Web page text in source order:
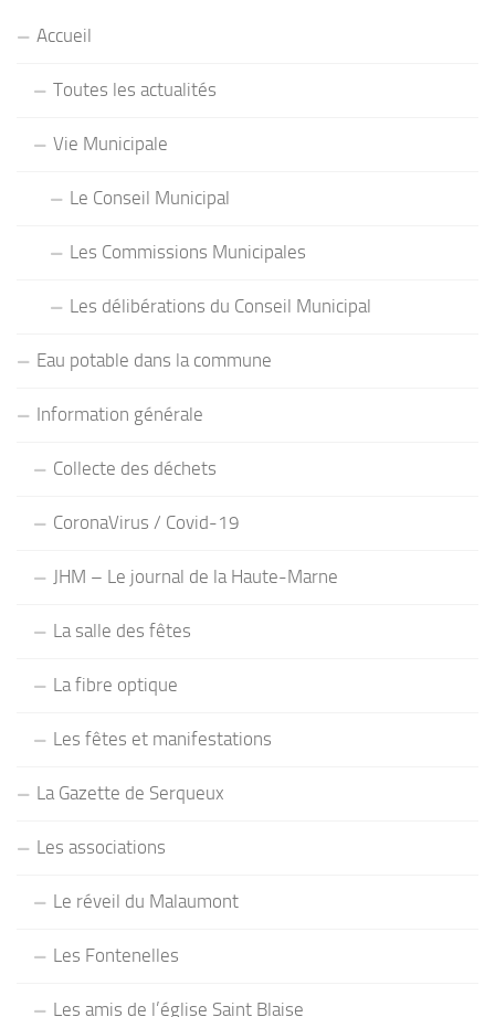
Accueil
Toutes les actualités
Vie Municipale
Le Conseil Municipal
Les Commissions Municipales
Les délibérations du Conseil Municipal
Eau potable dans la commune
Information générale
Collecte des déchets
CoronaVirus / Covid-19
JHM – Le journal de la Haute-Marne
La salle des fêtes
La fibre optique
Les fêtes et manifestations
La Gazette de Serqueux
Les associations
Le réveil du Malaumont
Les Fontenelles
Les amis de l’église Saint Blaise